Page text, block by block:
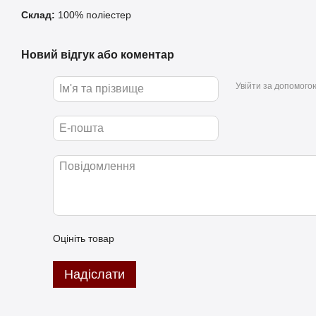
Склад: 100% поліестер
Новий відгук або коментар
Увійти за
Оцініть товар
Надіслати